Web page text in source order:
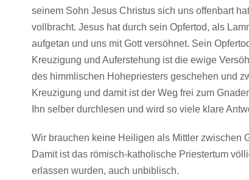
seinem Sohn Jesus Christus sich uns offenbart
vollbracht. Jesus hat durch sein Opfertod, als
aufgetan und uns mit Gott versöhnet. Sein
Kreuzigung und Auferstehung ist die ewige
des himmlischen Hohepriesters geschehen und
Kreuzigung und damit ist der Weg frei zum
Ihn selber durchlesen und wird so viele klare
Wir brauchen keine Heiligen als Mittler zwischen
Damit ist das römisch-katholische Priestertum
erlassen wurden, auch unbiblisch.